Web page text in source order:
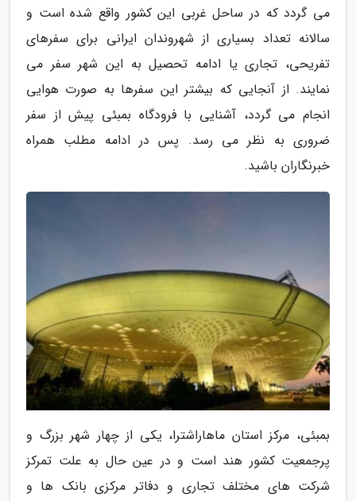
می گردد که در ساحل غربی این کشور واقع شده است و
سالانه تعداد بسیاری از شهروندان ایرانی برای سفرهای
تفریحی، تجاری یا ادامه تحصیل به این شهر سفر می
نمایند. از آنجایی که بیشتر این سفرها به صورت هوایی
انجام می گردد، آشنایی با فرودگاه بمبئی پیش از سفر
ضروری به نظر می رسد. پس در ادامه مطلب همراه
خبرنگاران باشید.
بمبئی، مرکز استان ماهاراشترا، یکی از چهار شهر بزرگ و
پرجمعیت کشور هند است و در عین حال به علت تمرکز
شرکت های مختلف تجاری و دفاتر مرکزی بانک ها و